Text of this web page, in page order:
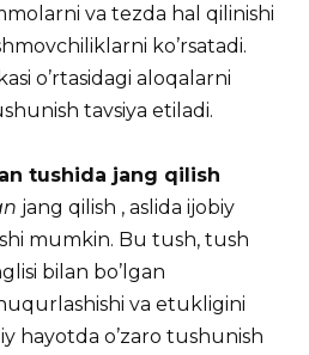
va tezda hal qilinishi
ko’rsatadi.
o’rtasidagi aloqalarni
tavsiya etiladi.
tushida jang qilish
jang qilish , aslida ijobiy
mumkin. Bu tush, tush
bilan bo’lgan
va etukligini
hayotda o’zaro tushunish